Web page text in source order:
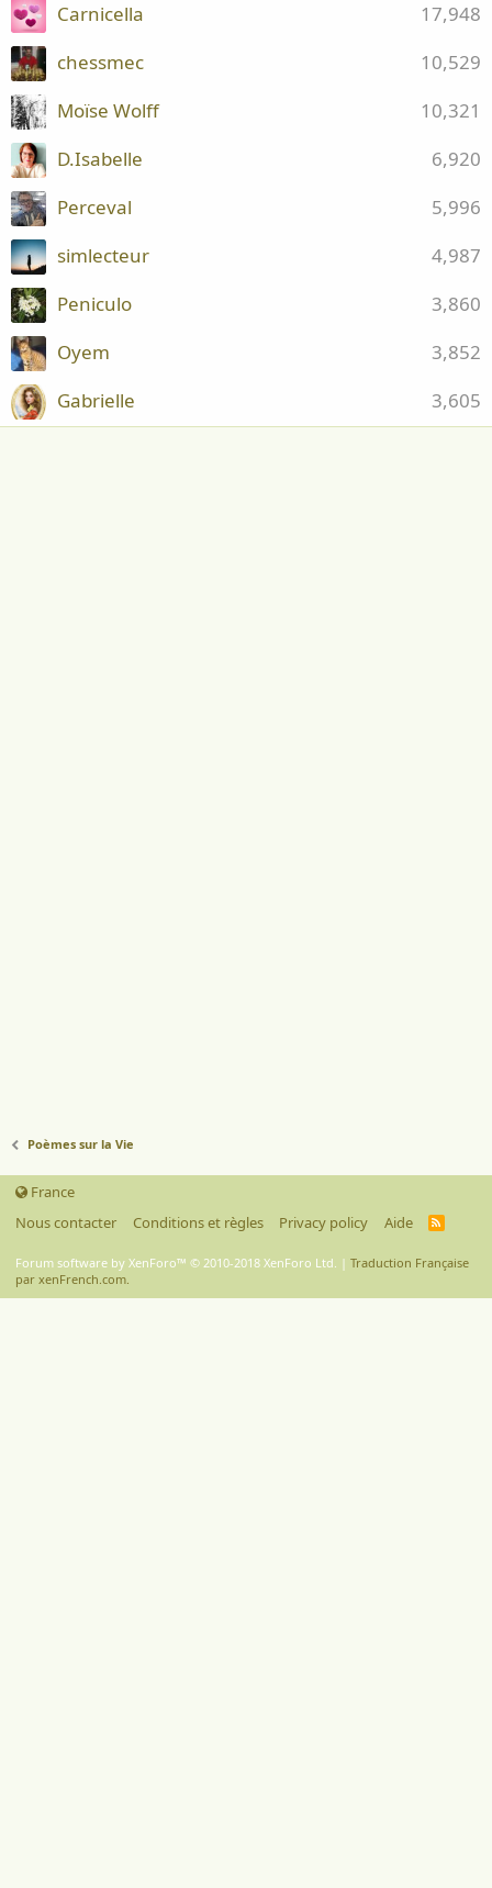
17,948
Carnicella
10,529
chessmec
10,321
Moïse Wolff
6,920
D.Isabelle
5,996
Perceval
4,987
simlecteur
3,860
Peniculo
3,852
Oyem
3,605
Gabrielle
Poèmes sur la Vie
France
Nous contacter
Conditions et règles Privacy policy Aide
R
S
Forum software by XenForo™ © 2010-2018 XenForo Ltd. | Traduction Française
par xenFrench.com.